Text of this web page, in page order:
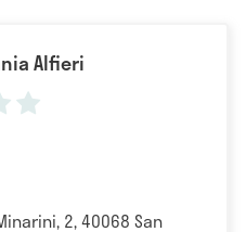
Alfieri
2, 40068 San